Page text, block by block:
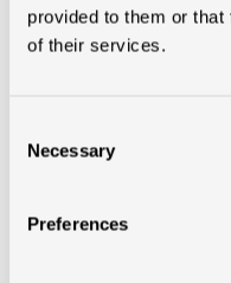
provided to them or
of their services.
Selection
Necessary
Preferences